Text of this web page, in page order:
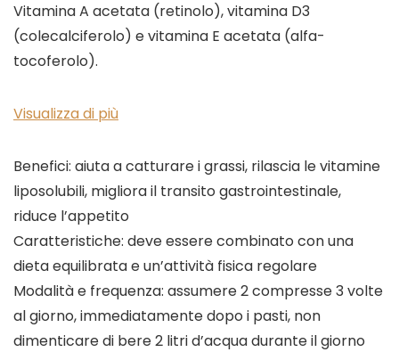
Vitamina A acetata (retinolo), vitamina D3
(colecalciferolo) e vitamina E acetata (alfa-
tocoferolo).
Visualizza di più
Benefici: aiuta a catturare i grassi, rilascia le vitamine
liposolubili, migliora il transito gastrointestinale,
riduce l’appetito
Caratteristiche: deve essere combinato con una
dieta equilibrata e un’attività fisica regolare
Modalità e frequenza: assumere 2 compresse 3 volte
al giorno, immediatamente dopo i pasti, non
dimenticare di bere 2 litri d’acqua durante il giorno